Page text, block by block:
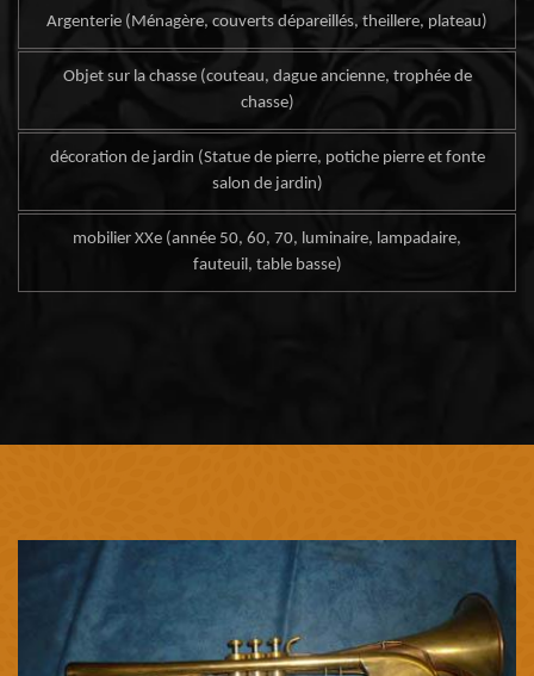
Argenterie (Ménagère, couverts dépareillés, theillere, plateau)
Objet sur la chasse (couteau, dague ancienne, trophée de
chasse)
décoration de jardin (Statue de pierre, potiche pierre et fonte
salon de jardin)
mobilier XXe (année 50, 60, 70, luminaire, lampadaire,
fauteuil, table basse)